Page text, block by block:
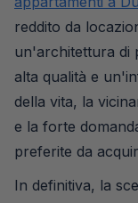
reddito da
un'architettura di
alta qualità e
della vita, la
e la forte
preferite da
In definitiva, la